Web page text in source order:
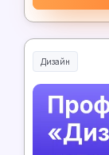
Дизайн